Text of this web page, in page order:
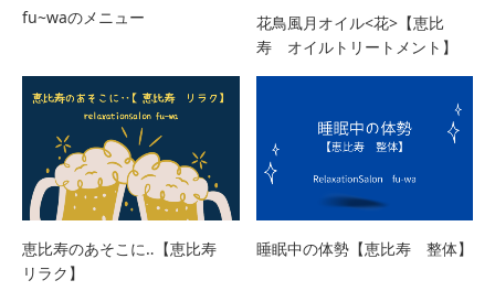
fu~waのメニュー
花鳥風月オイル<花>【恵比
寿 オイルトリートメント】
恵比寿のあそこに‥【恵比寿
リラク】
睡眠中の体勢【恵比寿 整体】